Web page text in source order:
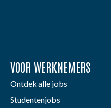
VOOR WERKNEMERS
Ontdek alle jobs
Studentenjobs